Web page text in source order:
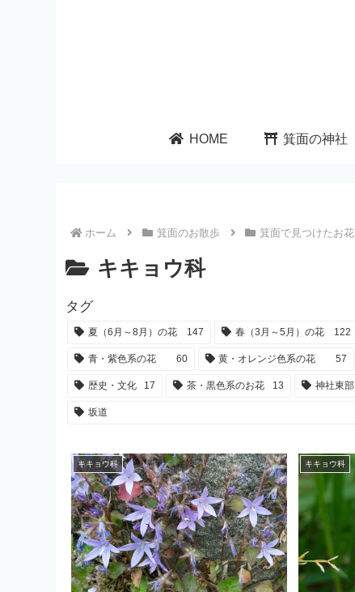
HOME 箕面の神社
ホーム 箕面のお散歩 箕面で見つけたお花
キキョウ科
タグ
夏（6月～8月）の花 147 春（3月～5月）の花 122
青・紫色系の花 60 黄・オレンジ色系の花 57
歴史・文化 17 茶・黒色系のお花 13 神社東部
坂道
キキョウ科 キキョウ科